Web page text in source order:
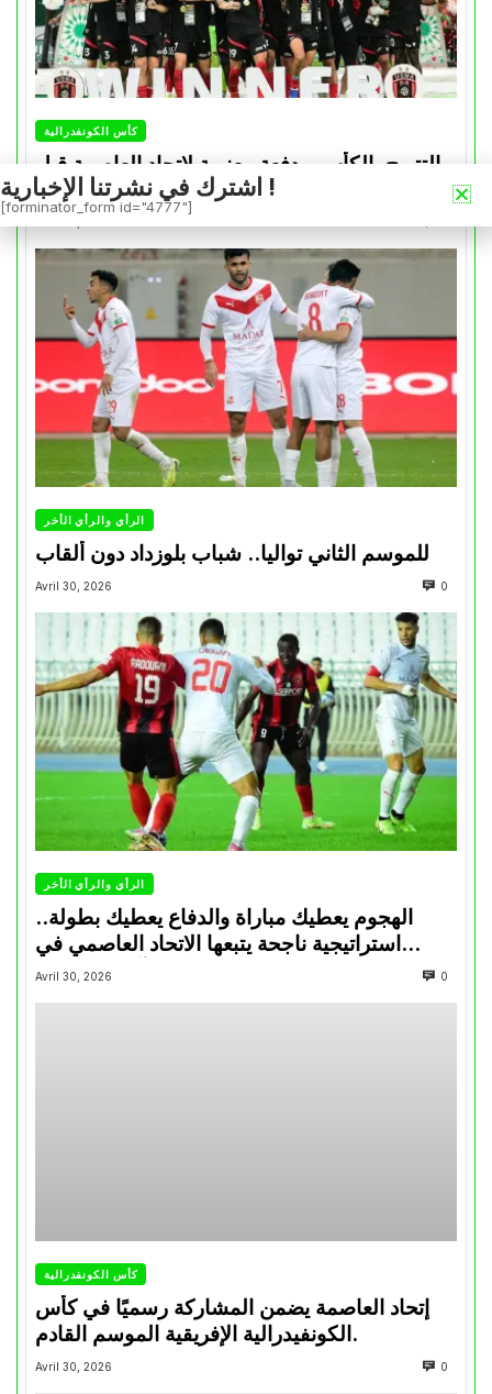
كأس الكونفدرالية
التتويج بالكأس.. دفعة معنوية لإتحاد العاصمة قبل
موقعة الزمالك في نهائي الكونفدرالية
الرأي والرأي الأخر
للموسم الثاني تواليا.. شباب بلوزداد دون ألقاب
Avril 30, 2026 0
الرأي والرأي الأخر
الهجوم يعطيك مباراة والدفاع يعطيك بطولة..
استراتيجية ناجحة يتبعها الاتحاد العاصمي في
تتويجاته آخر السنوات
Avril 30, 2026 0
كأس الكونفدرالية
إتحاد العاصمة يضمن المشاركة رسميًا في كأس
الكونفيدرالية الإفريقية الموسم القادم.
Avril 30, 2026 0
اشترك في نشرتنا الإخبارية !
[forminator_form id="4777"]